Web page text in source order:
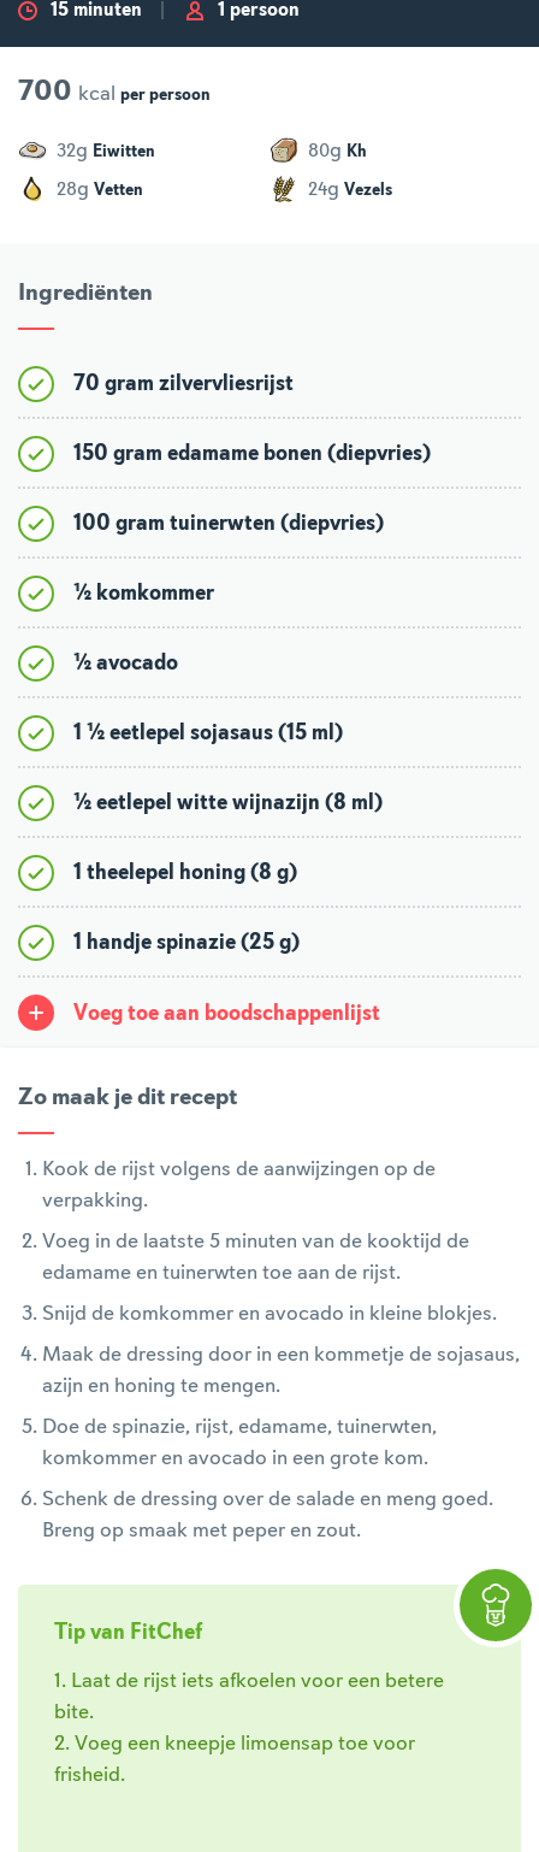
15 minuten 1 persoon
700 kcal per persoon
32g Eiwitten 80g Kh
28g Vetten 24g Vezels
Ingrediënten
70 gram zilvervliesrijst
150 gram edamame bonen (diepvries)
100 gram tuinerwten (diepvries)
½ komkommer
½ avocado
1 ½ eetlepel sojasaus (15 ml)
½ eetlepel witte wijnazijn (8 ml)
1 theelepel honing (8 g)
1 handje spinazie (25 g)
Voeg toe aan boodschappenlijst
Zo maak je dit recept
Kook de rijst volgens de aanwijzingen op de
verpakking.
Voeg in de laatste 5 minuten van de kooktijd de
edamame en tuinerwten toe aan de rijst.
Snijd de komkommer en avocado in kleine blokjes.
Maak de dressing door in een kommetje de sojasaus,
azijn en honing te mengen.
Doe de spinazie, rijst, edamame, tuinerwten,
komkommer en avocado in een grote kom.
Schenk de dressing over de salade en meng goed.
Breng op smaak met peper en zout.
Tip van FitChef
1. Laat de rijst iets afkoelen voor een betere
bite.
2. Voeg een kneepje limoensap toe voor
frisheid.